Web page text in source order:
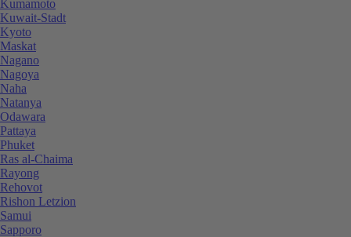
Kumamoto
Kuwait-Stadt
Kyoto
Maskat
Nagano
Nagoya
Naha
Natanya
Odawara
Pattaya
Phuket
Ras al-Chaima
Rayong
Rehovot
Rishon Letzion
Samui
Sapporo